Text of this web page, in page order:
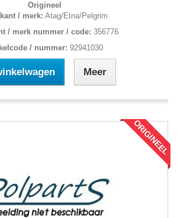
Origineel
/ merk: Atag/Etna/Pelgrim
/ merk nummer / code: 356776
/ nummer: 92941030
Meer
ORIGINEEL